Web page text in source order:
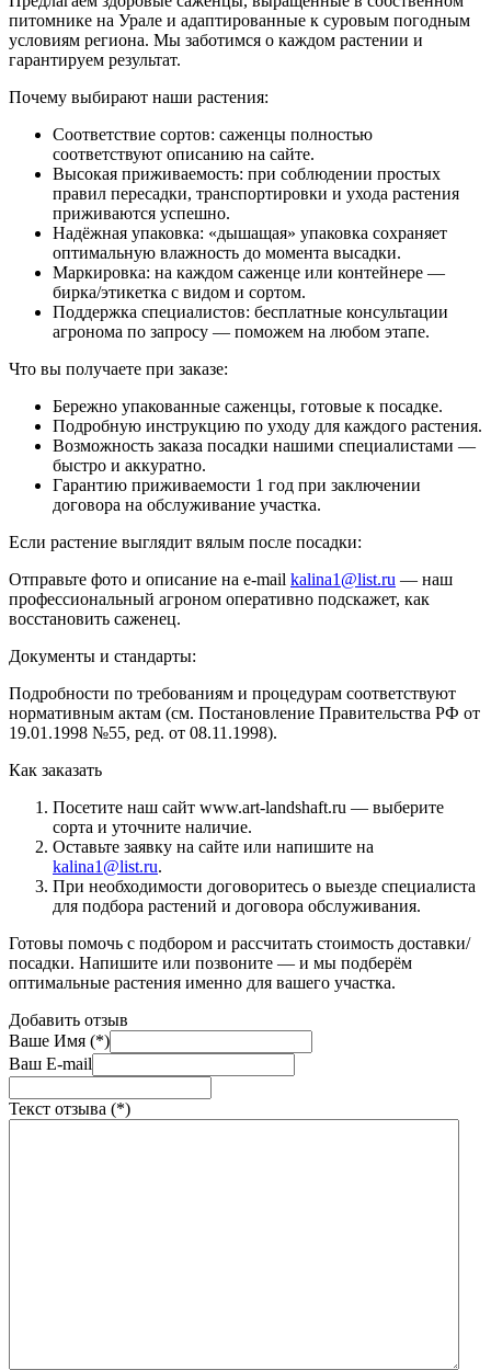
питомнике на Урале и адаптированные к суровым погодным
условиям региона. Мы заботимся о каждом растении и
гарантируем результат.
Почему выбирают наши растения:
Соответствие сортов: саженцы полностью
соответствуют описанию на сайте.
Высокая приживаемость: при соблюдении простых
правил пересадки, транспортировки и ухода растения
приживаются успешно.
Надёжная упаковка: «дышащая» упаковка сохраняет
оптимальную влажность до момента высадки.
Маркировка: на каждом саженце или контейнере —
бирка/этикетка с видом и сортом.
Поддержка специалистов: бесплатные консультации
агронома по запросу — поможем на любом этапе.
Что вы получаете при заказе:
Бережно упакованные саженцы, готовые к посадке.
Подробную инструкцию по уходу для каждого растения.
Возможность заказа посадки нашими специалистами —
быстро и аккуратно.
Гарантию приживаемости 1 год при заключении
договора на обслуживание участка.
Если растение выглядит вялым после посадки:
Отправьте фото и описание на e-mail kalina1@list.ru — наш
профессиональный агроном оперативно подскажет, как
восстановить саженец.
Документы и стандарты:
Подробности по требованиям и процедурам соответствуют
нормативным актам (см. Постановление Правительства РФ от
19.01.1998 №55, ред. от 08.11.1998).
Как заказать
Посетите наш сайт www.art-landshaft.ru — выберите
сорта и уточните наличие.
Оставьте заявку на сайте или напишите на
kalina1@list.ru.
При необходимости договоритесь о выезде специалиста
для подбора растений и договора обслуживания.
Готовы помочь с подбором и рассчитать стоимость доставки/
посадки. Напишите или позвоните — и мы подберём
оптимальные растения именно для вашего участка.
Добавить отзыв
Ваше Имя (*)
Ваш E-mail
Текст отзыва (*)